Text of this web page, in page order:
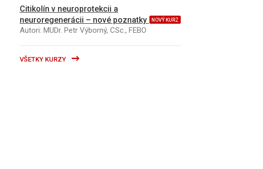
Citikolín v neuroprotekcii a
neuroregenerácii – nové poznatky
NOVÝ KURZ
Autori: MUDr. Petr Výborný, CSc., FEBO
VŠETKY KURZY